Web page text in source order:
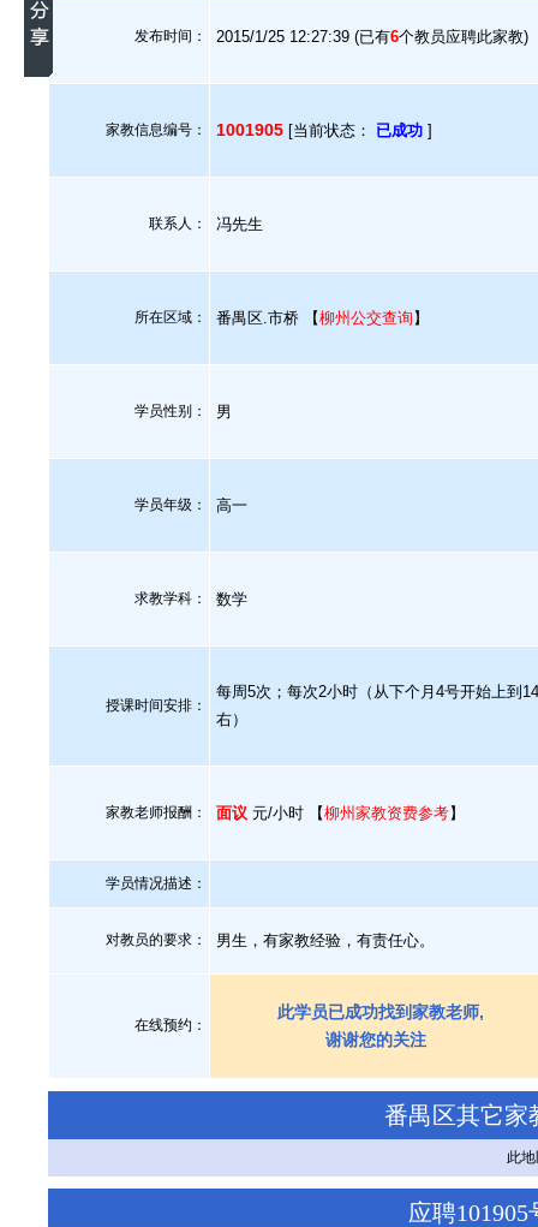
发布时间： 2015/1/25 12:27:39 (已有6个教员应聘此家教)
家教信息编号： 1001905 [当前状态： 已成功 ]
联系人： 冯先生
所在区域： 番禺区.市桥 【柳州公交查询 】
学员性别： 男
学员年级： 高一
求教学科： 数学
授课时间安排：
每周5次；每次2小时（从下个月4号开始上到
右）
家教老师报酬： 面议 元/小时 【柳州家教资费参考】
学员情况描述：
对教员的要求： 男生，有家教经验，有责任心。
在线预约：
此学员已成功找到家教老师,
谢谢您的关注
番禺区其它家
此
应聘